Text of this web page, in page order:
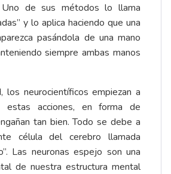
Uno de sus métodos lo llama
y lo aplica haciendo que una
pasándola de una mano
siempre ambas manos
los neurocientíficos empiezan a
estas acciones, en forma de
tan bien. Todo se debe a
célula del cerebro llamada
Las neuronas espejo son una
de nuestra estructura mental